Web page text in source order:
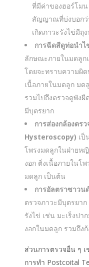
ที่มีค่าของฮอร์โมน
สัญญาณที่บ่งบอกว่
เกิดภาวะรังไข่มีถุ
การฉีดสีดูท่อนำไ
ลักษณะภายในมดลูก
โดยจะทราบความผิด
เนื้อภายในมดลูก มด
รวมไปถึงตรวจดูพัง
มีบุตรยาก
การส่องกล้องตร
Hysteroscopy) เป็
โพรงมดลูกในฝ่ายห
งอก ติ่งเนื้อภายในโ
มดลูก เป็นต้น
การอัลตราซาวน
ตรวจภาวะมีบุตรยา
รังไข่ เช่น มะเร็งปา
งอกในมดลูก รวมถึง
ส่วนการตรวจอื่น ๆ
การทำ Postcoital